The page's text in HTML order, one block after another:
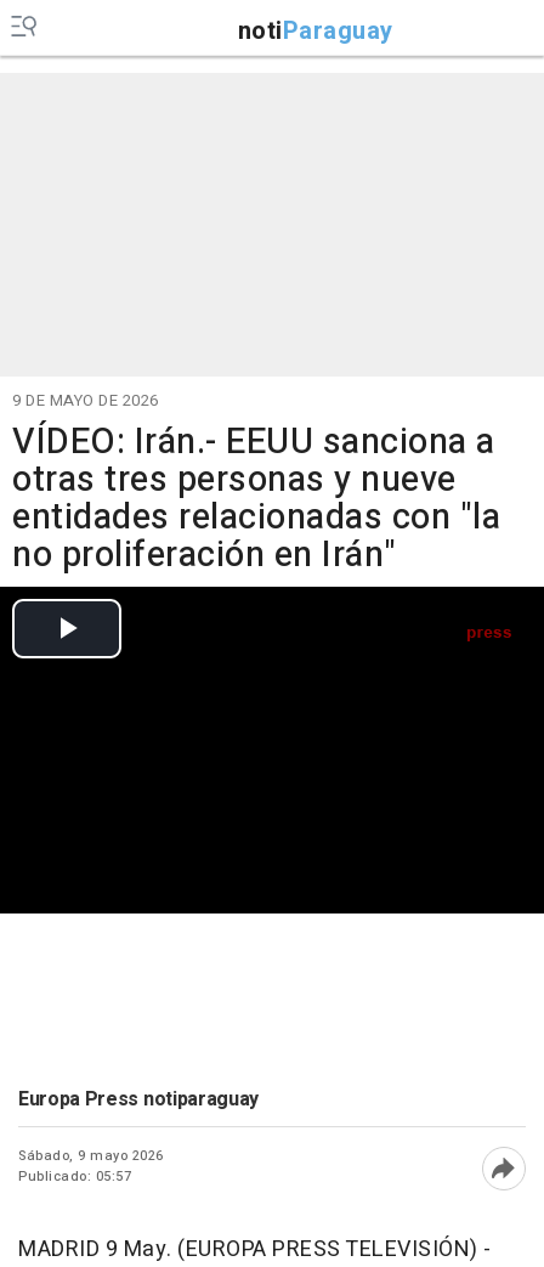
notiParaguay
9 DE MAYO DE 2026
VÍDEO: Irán.- EEUU sanciona a
otras tres personas y nueve
entidades relacionadas con "la
no proliferación en Irán"
Europa Press notiparaguay
Sábado, 9 mayo 2026
Publicado: 05:57
MADRID 9 May. (EUROPA PRESS TELEVISIÓN) -